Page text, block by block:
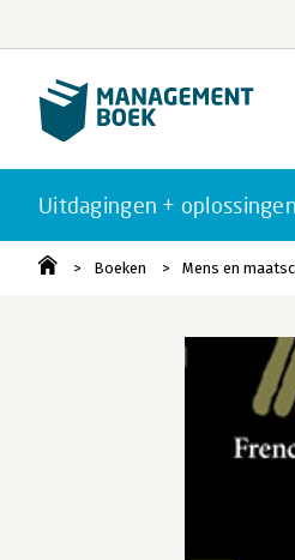
Uitdagingen + oplossingen
Boeken Mens en